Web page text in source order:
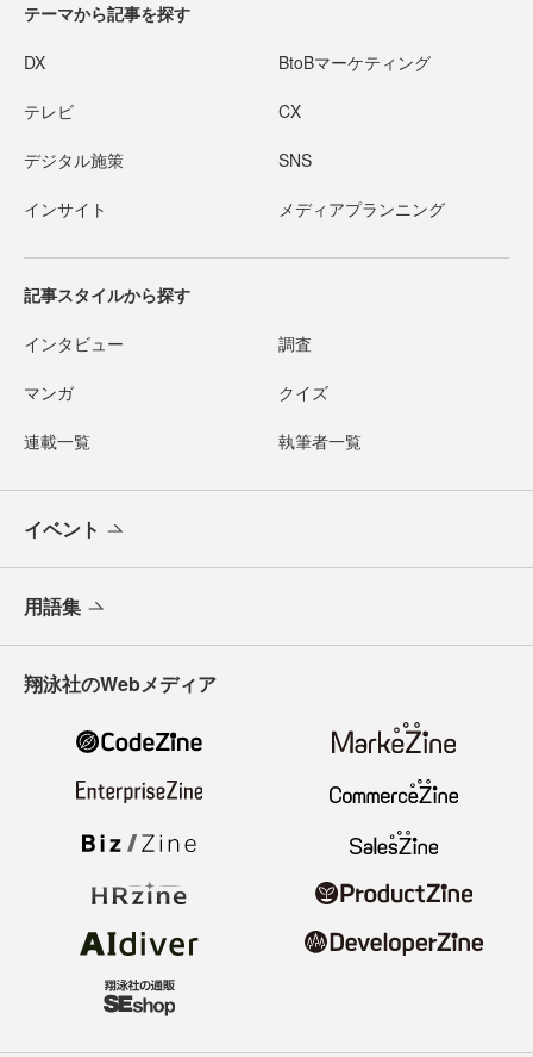
テーマから記事を探す
DX BtoBマーケティング
テレビ CX
デジタル施策 SNS
インサイト メディアプランニング
記事スタイルから探す
インタビュー 調査
マンガ クイズ
連載一覧 執筆者一覧
イベント
用語集
翔泳社のWebメディア